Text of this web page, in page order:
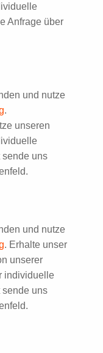
Anfrage über
und nutze
.
unseren
sende uns
und nutze
. Erhalte unser
unserer
individuelle
sende uns